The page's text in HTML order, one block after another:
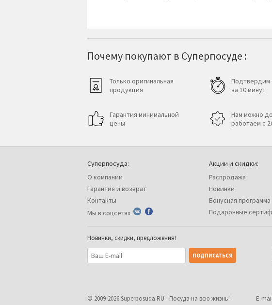
Почему покупают в Суперпосуде :
Только оригинальная
продукция
Гарантия минимальной
цены
Подтвердим
за 10 минут
Нам можно
работаем с
Суперпосуда:
О компании
Гарантия и возврат
Контакты
Мы в соцсетях
Акции и скидки:
Распродажа
Новинки
Бонусная программа
Подарочные
Новинки, скидки, предложения!
© 2009-2026Superposuda.RU - Посуда на всю жизнь! Е-